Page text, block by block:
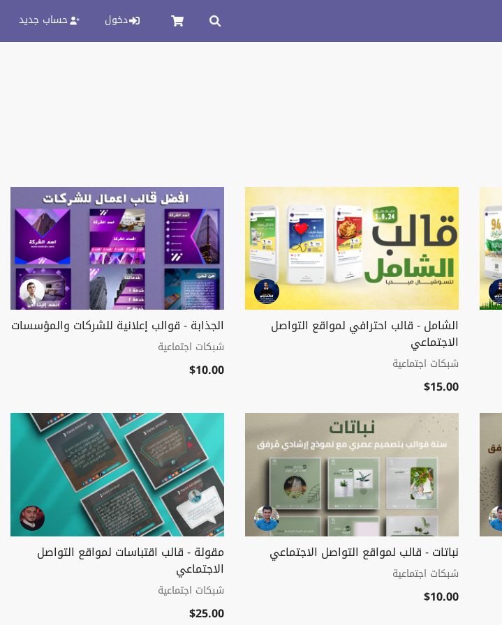
دخول حساب جديد
الشامل - قالب احترافي لمواقع التواصل
الاجتماعي
شبكات اجتماعية
$15.00
الجذابة - قوالب إعلانية للشركات والمؤسسات
شبكات اجتماعية
$10.00
نباتات - قالب لمواقع التواصل الاجتماعي
شبكات اجتماعية
$10.00
مقولة - قالب اقتباسات لمواقع التواصل
الاجتماعي
شبكات اجتماعية
$25.00